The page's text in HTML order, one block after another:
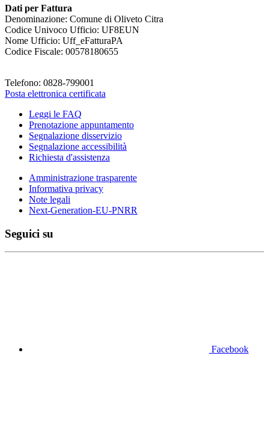
Dati per Fattura
Denominazione: Comune di Oliveto Citra
Codice Univoco Ufficio: UF8EUN
Nome Ufficio: Uff_eFatturaPA
Codice Fiscale: 00578180655
Telefono: 0828-799001
Posta elettronica certificata
Leggi le FAQ
Prenotazione appuntamento
Segnalazione disservizio
Segnalazione accessibilità
Richiesta d'assistenza
Amministrazione trasparente
Informativa privacy
Note legali
Next-Generation-EU-PNRR
Seguici su
Facebook